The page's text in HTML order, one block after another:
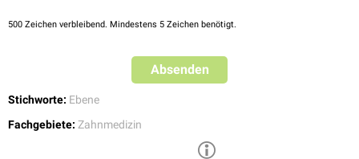
500 Zeichen verbleibend. Mindestens 5 Zeichen benötigt.
Absenden
Stichworte: Ebene
Fachgebiete: Zahnmedizin